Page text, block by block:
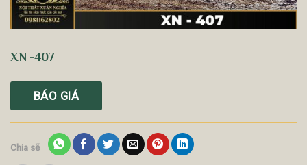
XN -407
BÁO GIÁ
Chia sẽ